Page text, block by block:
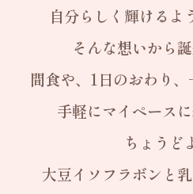
自分らしく輝けるよ
そんな想いから
間食や、1日のおわり、
手軽にマイペース
ちょうど
大豆イソフラボンと